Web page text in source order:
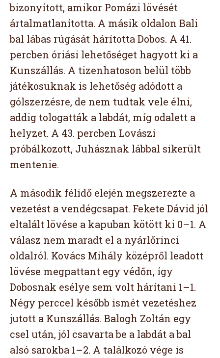
bizonyított, amikor Pomázi lövését
ártalmatlanította. A másik oldalon Bali
bal lábas rúgását hárította Dobos. A 41.
percben óriási lehetőséget hagyott ki a
Kunszállás. A tizenhatoson belül több
játékosuknak is lehetőség adódott a
gólszerzésre, de nem tudtak vele élni,
addig tologatták a labdát, míg odalett a
helyzet. A 43. percben Lovászi
próbálkozott, Juhásznak lábbal sikerült
mentenie.
A második félidő elején megszerezte a
vezetést a vendégcsapat. Fekete Dávid jól
eltalált lövése a kapuban kötött ki 0–1. A
válasz nem maradt el a nyárlőrinci
oldalról. Kovács Mihály középről leadott
lövése megpattant egy védőn, így
Dobosnak esélye sem volt hárítani 1–1.
Négy perccel később ismét vezetéshez
jutott a Kunszállás. Balogh Zoltán egy
csel után, jól csavarta be a labdát a bal
alsó sarokba 1–2. A találkozó vége is